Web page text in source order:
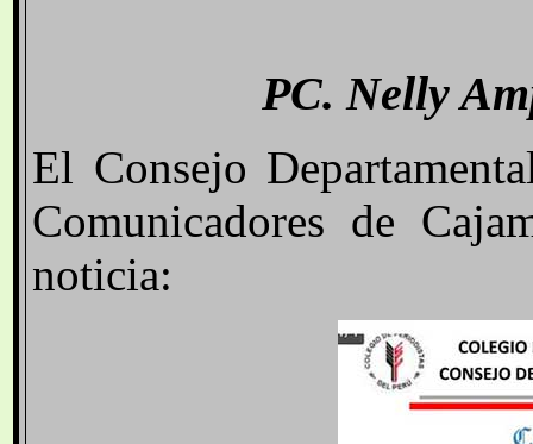
PC. Nelly
El Consejo
Comunicadores de
noticia: